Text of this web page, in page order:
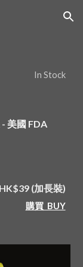
Skip to navigation
In Stock
美國 FDA
(加長裝)
購買  BUY